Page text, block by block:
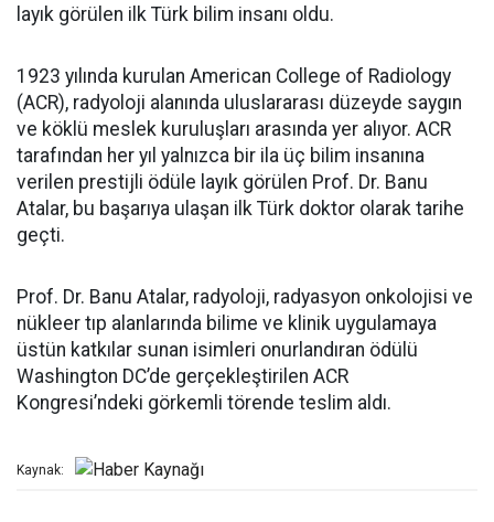
layık görülen ilk Türk bilim insanı oldu.
1923 yılında kurulan American College of Radiology
(ACR), radyoloji alanında uluslararası düzeyde saygın
ve köklü meslek kuruluşları arasında yer alıyor. ACR
tarafından her yıl yalnızca bir ila üç bilim insanına
verilen prestijli ödüle layık görülen Prof. Dr. Banu
Atalar, bu başarıya ulaşan ilk Türk doktor olarak tarihe
geçti.
Prof. Dr. Banu Atalar, radyoloji, radyasyon onkolojisi ve
nükleer tıp alanlarında bilime ve klinik uygulamaya
üstün katkılar sunan isimleri onurlandıran ödülü
Washington DC’de gerçekleştirilen ACR
Kongresi’ndeki görkemli törende teslim aldı.
Kaynak: